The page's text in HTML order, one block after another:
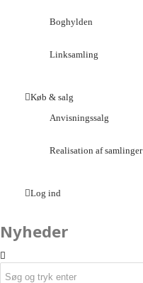
Boghylden
Linksamling
Køb & salg
Anvisningssalg
Realisation af samlinger
Log ind
Nyheder